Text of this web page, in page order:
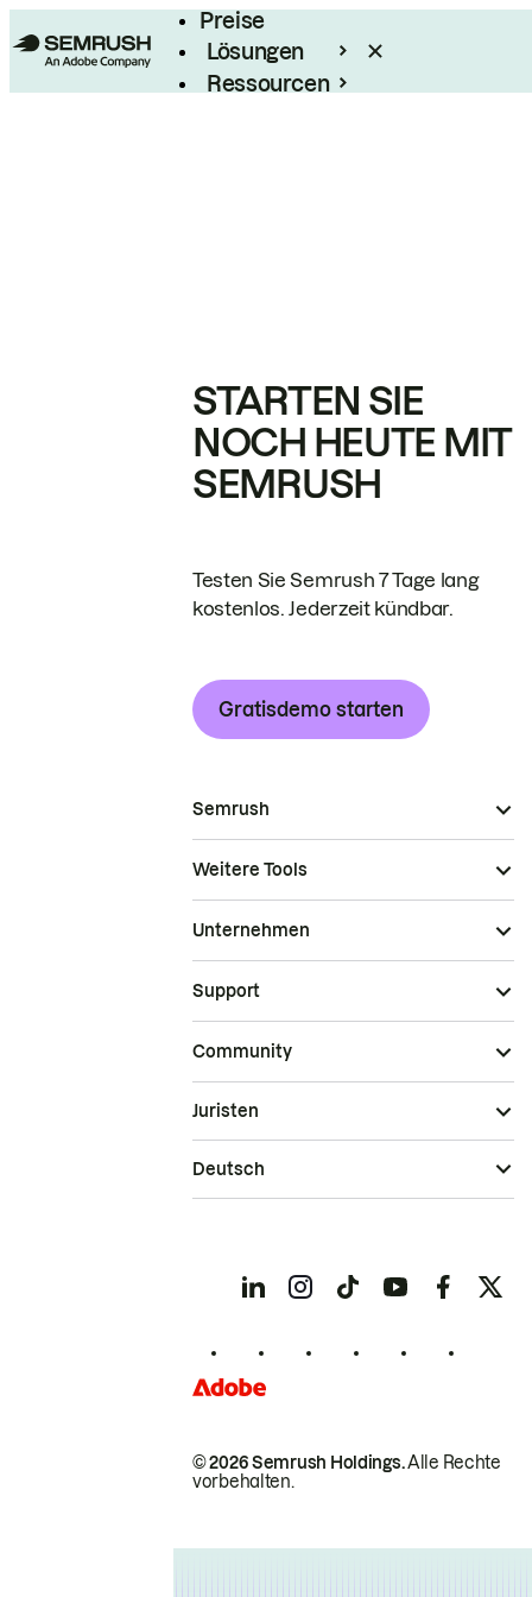
Preise
Lösungen
Ressourcen
STARTEN SIE
NOCH HEUTE MIT
SEMRUSH
Testen Sie Semrush 7 Tage lang
kostenlos. Jederzeit kündbar.
Gratisdemo starten
Semrush
Weitere Tools
Unternehmen
Support
Community
© 2026 Semrush Holdings.Alle Rechte
vorbehalten.
Juristen
Deutsch